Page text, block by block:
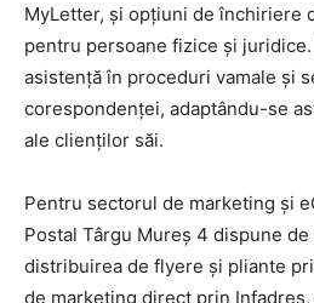
MyLetter, și opțiuni de închiriere
pentru persoane fizice și
asistență în proceduri vamale și
corespondenței, adaptându-se
ale clienților săi.
Pentru sectorul de marketing și
Postal Târgu Mureş 4 dispune
distribuirea de flyere și pliante
de marketing direct prin